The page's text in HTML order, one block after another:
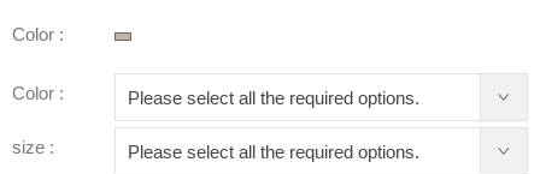
Color :
Color :
size :